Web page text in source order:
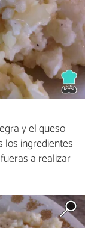
y el queso
los ingredientes
a realizar